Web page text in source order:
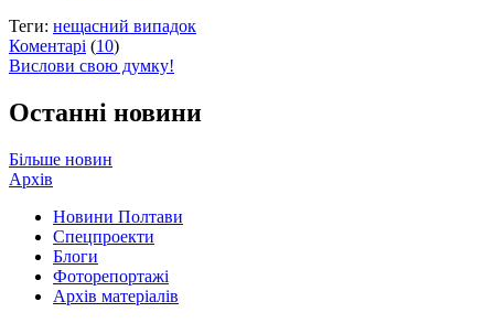
Теги: нещасний випадок
Коментарі (10)
Вислови свою думку!
Останні новини
Більше новин
Архів
Новини Полтави
Спецпроекти
Блоги
Фоторепортажі
Архів матеріалів